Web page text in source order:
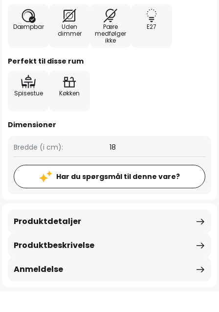
Dæmpbar
Uden
dimmer
Pære
medfølger
ikke
E27
Perfekt til disse rum
Spisestue Køkken
Dimensioner
Bredde (i cm): 18
Har du spørgsmål til denne vare?
Produktbeskrivelse
Produktdetaljer
Anmeldelse